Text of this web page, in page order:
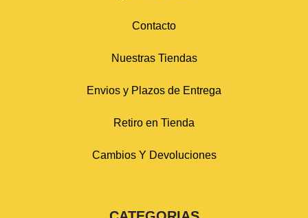
Contacto
Nuestras Tiendas
Envios y Plazos de Entrega
Retiro en Tienda
Cambios Y Devoluciones